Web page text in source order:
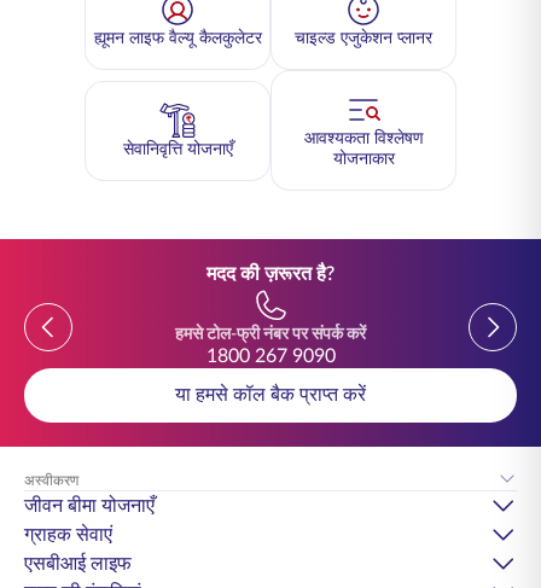
ह्यूमन लाइफ वैल्यू कैलकुलेटर चाइल्ड एजुकेशन प्लानर
सेवानिवृत्ति योजनाएँ
आवश्यकता विश्लेषण
योजनाकार
मदद की ज़रूरत है?
Previous
हमसे टोल-फ्री नंबर पर संपर्क करें
1800 267 9090
Previous
या हमसे कॉल बैक प्राप्त करें
अस्वीकरण
जीवन बीमा योजनाएँ
ग्राहक सेवाएं
एसबीआई लाइफ